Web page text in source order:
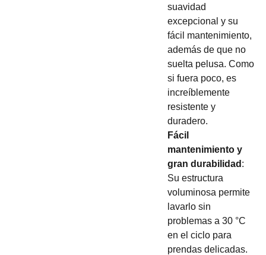
suavidad
excepcional y su
fácil mantenimiento,
además de que no
suelta pelusa. Como
si fuera poco, es
increíblemente
resistente y
duradero.
Fácil
mantenimiento y
gran durabilidad :
Su estructura
voluminosa permite
lavarlo sin
problemas a 30 °C
en el ciclo para
prendas delicadas.